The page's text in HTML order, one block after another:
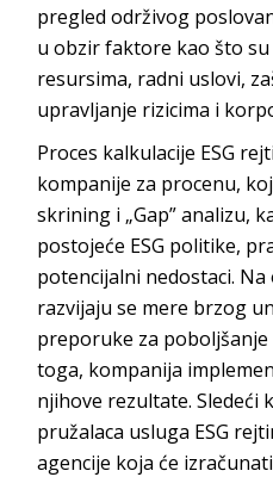
pregled održivog
u obzir faktore kao što
resursima, radni uslovi,
upravljanje rizicima i
Proces kalkulacije ESG
kompanije za procenu,
skrining i „Gap” analizu,
postojeće ESG politike,
potencijalni nedostaci.
razvijaju se mere brzog
preporuke za poboljšanje
toga, kompanija
njihove rezultate. Sledeći
pružalaca usluga ESG
agencije koja će